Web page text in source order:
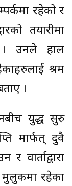
रहेको र
तयारीमा
। उनले हाल
श्रम
।
युद्ध सुरु
मार्फत् दुवै
वार्ताद्वारा
मुलुकमा रहेका